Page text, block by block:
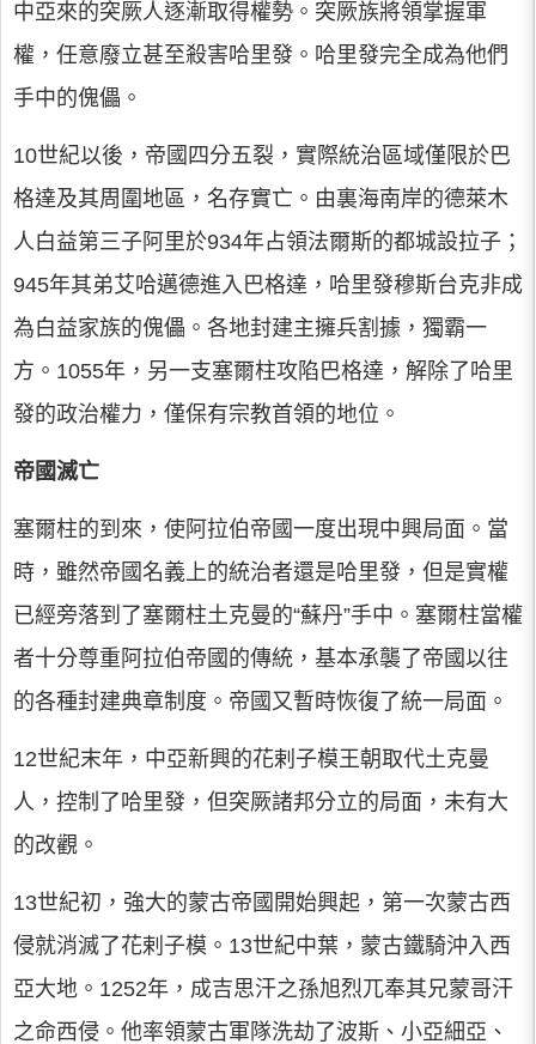
中亞來的突厥人逐漸取得權勢。突厥族將領掌握軍
權，任意廢立甚至殺害哈里發。哈里發完全成為他們
手中的傀儡。
10世紀以後，帝國四分五裂，實際統治區域僅限於巴
格達及其周圍地區，名存實亡。由裏海南岸的德萊木
人白益第三子阿里於934年占領法爾斯的都城設拉子；
945年其弟艾哈邁德進入巴格達，哈里發穆斯台克非成
為白益家族的傀儡。各地封建主擁兵割據，獨霸一
方。1055年，另一支塞爾柱攻陷巴格達，解除了哈里
發的政治權力，僅保有宗教首領的地位。
帝國滅亡
塞爾柱的到來，使阿拉伯帝國一度出現中興局面。當
時，雖然帝國名義上的統治者還是哈里發，但是實權
已經旁落到了塞爾柱土克曼的“蘇丹”手中。塞爾柱當權
者十分尊重阿拉伯帝國的傳統，基本承襲了帝國以往
的各種封建典章制度。帝國又暫時恢復了統一局面。
12世紀末年，中亞新興的花剌子模王朝取代土克曼
人，控制了哈里發，但突厥諸邦分立的局面，未有大
的改觀。
13世紀初，強大的蒙古帝國開始興起，第一次蒙古西
侵就消滅了花剌子模。13世紀中葉，蒙古鐵騎沖入西
亞大地。1252年，成吉思汗之孫旭烈兀奉其兄蒙哥汗
之命西侵。他率領蒙古軍隊洗劫了波斯、小亞細亞、